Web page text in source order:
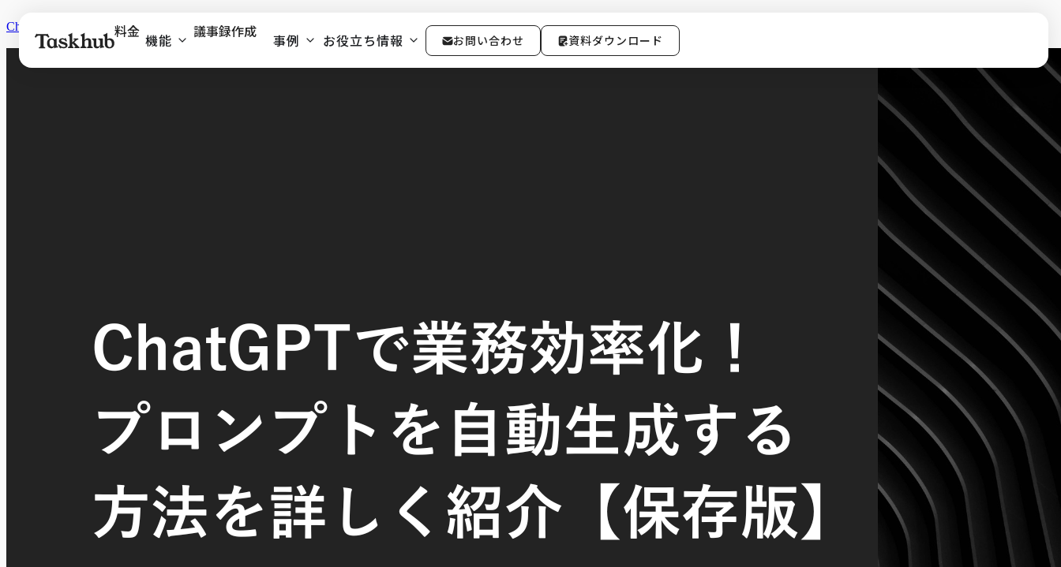
料金 機能 議事録作成 事例 お役立ち情報 お問い合わせ 資料ダウンロード
ChatGPTで業務効率化！プロンプトを自動生成する方法を詳しく紹介【保存版】